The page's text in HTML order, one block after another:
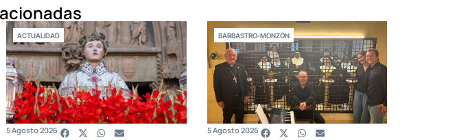
ACTUALIDAD
5 Agosto 2026
BARBASTRO-MONZÓN
5 Agosto 2026